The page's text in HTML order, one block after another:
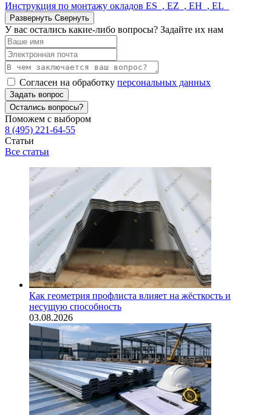
Инструкция по монтажу окладов ES_, EZ_, EH_, EL_
Развернуть Свернуть
У вас остались какие-либо вопросы? Задайте их нам
Согласен на обработку персональных данных
Задать вопрос
Остались вопросы?
Поможем с выбором
8 (495) 221-64-55
Статьи
Все статьи
Как геометрия профлиста влияет на жёсткость и
несущую способность
03.08.2026